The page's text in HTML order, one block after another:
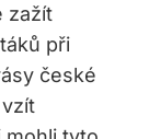
zažít
při
české